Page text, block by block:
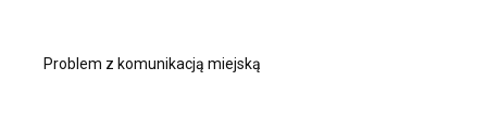
Problem z komunikacją miejską